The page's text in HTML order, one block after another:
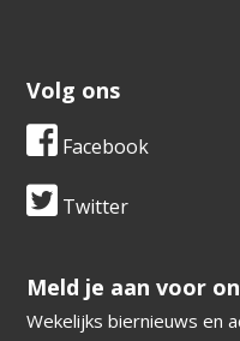
Volg ons
Facebook
Twitter
​​​​​​​Meld je aan voor
Wekelijks biernieuws en